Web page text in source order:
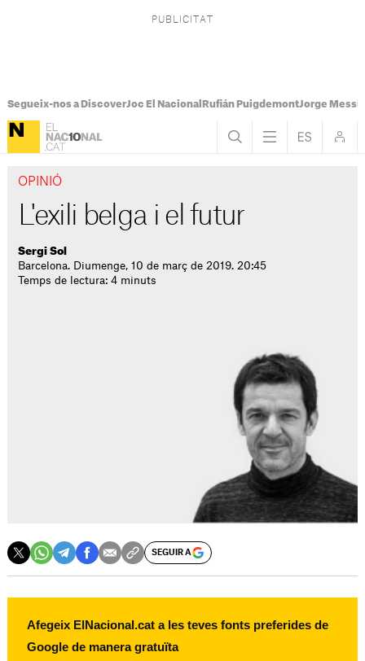
Segueix-nos a DiscoverJoc El Nacional Rufián PuigdemontJorge Messi
OPINIÓ
L'exili belga i el futur
Sergi Sol
Barcelona. Diumenge, 10 de març de 2019. 20:45
Temps de lectura: 4 minuts
SEGUIR A
Afegeix ElNacional.cat a les teves fonts preferides de
Google de manera gratuïta